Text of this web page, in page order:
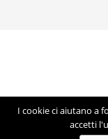
© Copyright
04041350283 |
I cookie ci aiutano a
accetti